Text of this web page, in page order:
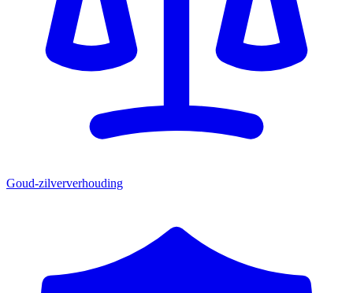
Goud-zilververhouding